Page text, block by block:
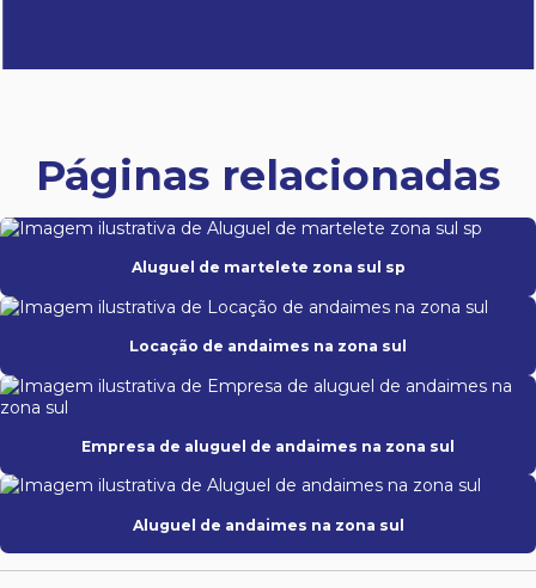
Páginas relacionadas
Aluguel de martelete zona sul sp
Locação de andaimes na zona sul
Empresa de aluguel de andaimes na zona sul
Aluguel de andaimes na zona sul